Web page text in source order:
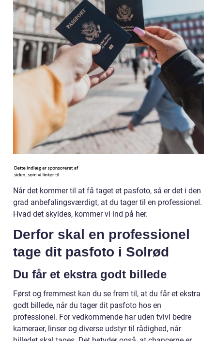
Når det kommer til at få taget et pasfoto, så er det i den
grad anbefalingsværdigt, at du tager til en professionel.
Hvad det skyldes, kommer vi ind på her.
Derfor skal en professionel
tage dit pasfoto i Solrød
Du får et ekstra godt billede
Først og fremmest kan du se frem til, at du får et ekstra
godt billede, når du tager dit pasfoto hos en
professionel. For vedkommende har uden tvivl bedre
kameraer, linser og diverse udstyr til rådighed, når